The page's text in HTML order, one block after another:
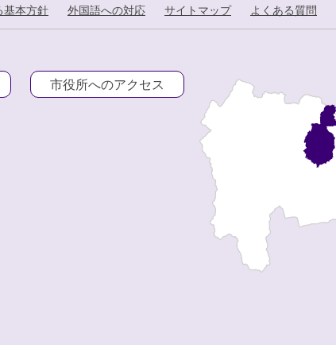
基本方針 外国語への対応 サイトマップ よくある質問
市役所へのアクセス